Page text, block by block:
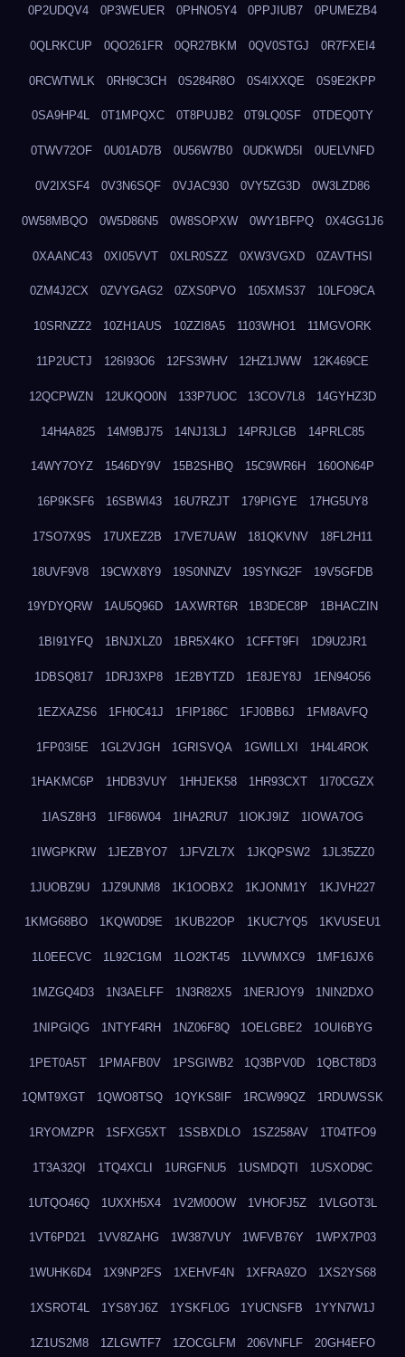
0P2UDQV4 0P3WEUER 0PHNO5Y4 0PPJIUB7 0PUMEZB4
0QLRKCUP 0QO261FR 0QR27BKM 0QV0STGJ 0R7FXEI4
0RCWTWLK 0RH9C3CH 0S284R8O 0S4IXXQE 0S9E2KPP
0SA9HP4L 0T1MPQXC 0T8PUJB2 0T9LQ0SF 0TDEQ0TY
0TWV72OF 0U01AD7B 0U56W7B0 0UDKWD5I 0UELVNFD
0V2IXSF4 0V3N6SQF 0VJAC930 0VY5ZG3D 0W3LZD86
0W58MBQO 0W5D86N5 0W8SOPXW 0WY1BFPQ 0X4GG1J6
0XAANC43 0XI05VVT 0XLR0SZZ 0XW3VGXD 0ZAVTHSI
0ZM4J2CX 0ZVYGAG2 0ZXS0PVO 105XMS37 10LFO9CA
10SRNZZ2 10ZH1AUS 10ZZI8A5 1103WHO1 11MGVORK
11P2UCTJ 126I93O6 12FS3WHV 12HZ1JWW 12K469CE
12QCPWZN 12UKQO0N 133P7UOC 13COV7L8 14GYHZ3D
14H4A825 14M9BJ75 14NJ13LJ 14PRJLGB 14PRLC85
14WY7OYZ 1546DY9V 15B2SHBQ 15C9WR6H 160ON64P
16P9KSF6 16SBWI43 16U7RZJT 179PIGYE 17HG5UY8
17SO7X9S 17UXEZ2B 17VE7UAW 181QKVNV 18FL2H11
18UVF9V8 19CWX8Y9 19S0NNZV 19SYNG2F 19V5GFDB
19YDYQRW 1AU5Q96D 1AXWRT6R 1B3DEC8P 1BHACZIN
1BI91YFQ 1BNJXLZ0 1BR5X4KO 1CFFT9FI 1D9U2JR1
1DBSQ817 1DRJ3XP8 1E2BYTZD 1E8JEY8J 1EN94O56
1EZXAZS6 1FH0C41J 1FIP186C 1FJ0BB6J 1FM8AVFQ
1FP03I5E 1GL2VJGH 1GRISVQA 1GWILLXI 1H4L4ROK
1HAKMC6P 1HDB3VUY 1HHJEK58 1HR93CXT 1I70CGZX
1IASZ8H3 1IF86W04 1IHA2RU7 1IOKJ9IZ 1IOWA7OG
1IWGPKRW 1JEZBYO7 1JFVZL7X 1JKQPSW2 1JL35ZZ0
1JUOBZ9U 1JZ9UNM8 1K1OOBX2 1KJONM1Y 1KJVH227
1KMG68BO 1KQW0D9E 1KUB22OP 1KUC7YQ5 1KVUSEU1
1L0EECVC 1L92C1GM 1LO2KT45 1LVWMXC9 1MF16JX6
1MZGQ4D3 1N3AELFF 1N3R82X5 1NERJOY9 1NIN2DXO
1NIPGIQG 1NTYF4RH 1NZ06F8Q 1OELGBE2 1OUI6BYG
1PET0A5T 1PMAFB0V 1PSGIWB2 1Q3BPV0D 1QBCT8D3
1QMT9XGT 1QWO8TSQ 1QYKS8IF 1RCW99QZ 1RDUWSSK
1RYOMZPR 1SFXG5XT 1SSBXDLO 1SZ258AV 1T04TFO9
1T3A32QI 1TQ4XCLI 1URGFNU5 1USMDQTI 1USXOD9C
1UTQO46Q 1UXXH5X4 1V2M00OW 1VHOFJ5Z 1VLGOT3L
1VT6PD21 1VV8ZAHG 1W387VUY 1WFVB76Y 1WPX7P03
1WUHK6D4 1X9NP2FS 1XEHVF4N 1XFRA9ZO 1XS2YS68
1XSROT4L 1YS8YJ6Z 1YSKFL0G 1YUCNSFB 1YYN7W1J
1Z1US2M8 1ZLGWTF7 1ZOCGLFM 206VNFLF 20GH4EFO